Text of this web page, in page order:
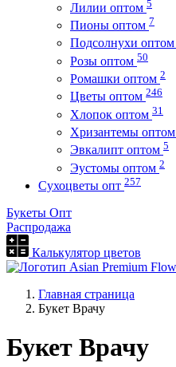
Лилии оптом 5
Пионы оптом 7
Подсолнухи оптом
Розы оптом 50
Ромашки оптом 2
Цветы оптом 246
Хлопок оптом 31
Хризантемы оптом
Эвкалипт оптом 5
Эустомы оптом 2
Сухоцветы опт 257
Букеты Опт
Распродажа
Калькулятор цветов
Главная страница
Букет Врачу
Букет Врачу